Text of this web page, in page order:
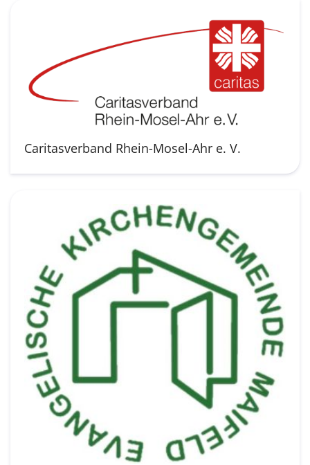
Caritasverband Rhein-Mosel-Ahr e. V.